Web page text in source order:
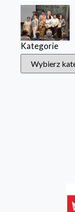
Kategorie